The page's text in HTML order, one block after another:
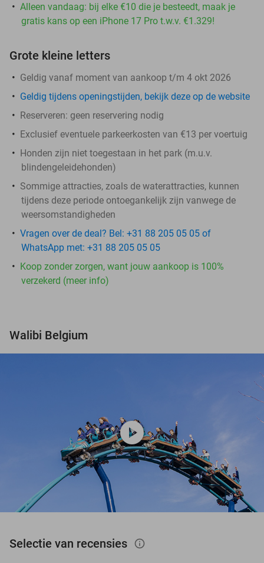
Alleen vandaag: bij elke €10 die je besteedt, maak je
gratis kans op een iPhone 17 Pro t.w.v. €1.329!
Grote kleine letters
Geldig vanaf moment van aankoop t/m 4 okt 2026
Geldig tijdens openingstijden, bekijk deze op de website
Reserveren: geen reservering nodig
Exclusief eventuele parkeerkosten van €13 per voertuig
Honden zijn niet toegestaan in het park (m.u.v.
blindengeleidehonden)
Sommige attracties, zoals de waterattracties, kunnen
tijdens deze periode ontoegankelijk zijn vanwege de
weersomstandigheden
Vragen over de deal? Bel: +31 88 205 05 05 of
WhatsApp met: +31 88 205 05 05
Koop zonder zorgen, want jouw aankoop is 100%
verzekerd (meer info)
Walibi Belgium
play_circle
Selectie van recensies info_outlined